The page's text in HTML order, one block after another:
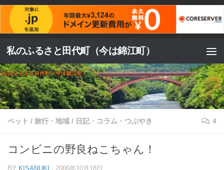
コンテンツへスキップ
私のふるさと田代町（今は錦江町）
ペット / 旅行・地域 / 日記・コラム・つぶやき 4
コンビニの野良ねこちゃん！
BY KISANUKI · 2006年10月18日